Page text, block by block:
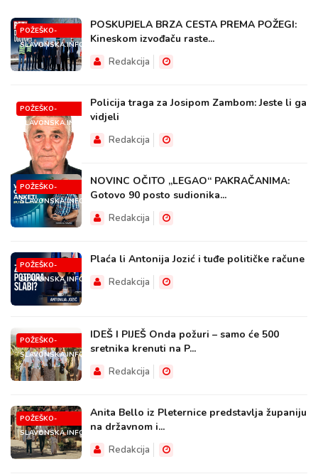
POŽEŠKO-
SLAVONSKA.INFO
POSKUPJELA BRZA CESTA PREMA POŽEGI:
Kineskom izvođaču raste...
Redakcija
POŽEŠKO-
SLAVONSKA.INFO
Policija traga za Josipom Zambom: Jeste li ga
vidjeli
Redakcija
POŽEŠKO-
SLAVONSKA.INFO
NOVINC OČITO „LEGAO“ PAKRAČANIMA:
Gotovo 90 posto sudionika...
Redakcija
POŽEŠKO-
SLAVONSKA.INFO
Plaća li Antonija Jozić i tuđe političke račune
Redakcija
POŽEŠKO-
SLAVONSKA.INFO
IDEŠ I PIJEŠ Onda požuri – samo će 500
sretnika krenuti na P...
Redakcija
POŽEŠKO-
SLAVONSKA.INFO
Anita Bello iz Pleternice predstavlja županiju
na državnom i...
Redakcija